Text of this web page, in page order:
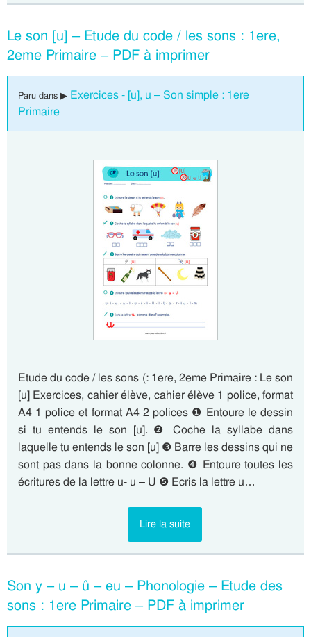
Le son [u] – Etude du code / les sons : 1ere,
2eme Primaire – PDF à imprimer
Paru dans ▶ Exercices - [u], u – Son simple : 1ere
Primaire
Etude du code / les sons (: 1ere, 2eme Primaire : Le son
[u] Exercices, cahier élève, cahier élève 1 police, format
A4 1 police et format A4 2 polices ❶ Entoure le dessin
si tu entends le son [u]. ❷ Coche la syllabe dans
laquelle tu entends le son [u] ❸ Barre les dessins qui ne
sont pas dans la bonne colonne. ❹ Entoure toutes les
écritures de la lettre u- u – U ❺ Ecris la lettre u…
Lire la suite
Son y – u – û – eu – Phonologie – Etude des
sons : 1ere Primaire – PDF à imprimer